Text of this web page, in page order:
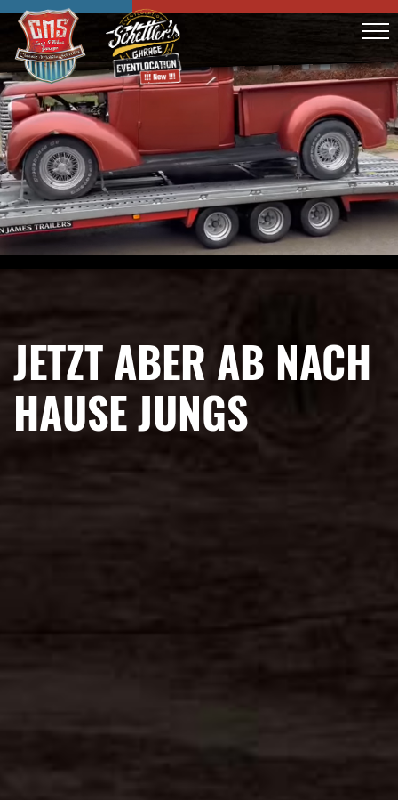
JETZT ABER AB NACH
HAUSE JUNGS